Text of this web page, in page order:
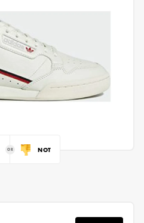
NOT